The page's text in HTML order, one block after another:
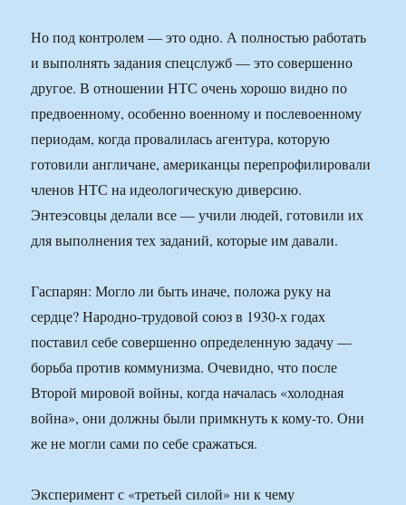
Но под контролем — это одно. А полностью работать
и выполнять задания спецслужб — это совершенно
другое. В отношении НТС очень хорошо видно по
предвоенному, особенно военному и послевоенному
периодам, когда провалилась агентура, которую
готовили англичане, американцы перепрофилировали
членов НТС на идеологическую диверсию.
Энтеэсовцы делали все — учили людей, готовили их
для выполнения тех заданий, которые им давали.
Гаспарян: Могло ли быть иначе, положа руку на
сердце? Народно-трудовой союз в 1930-х годах
поставил себе совершенно определенную задачу —
борьба против коммунизма. Очевидно, что после
Второй мировой войны, когда началась «холодная
война», они должны были примкнуть к кому-то. Они
же не могли сами по себе сражаться.
Эксперимент с «третьей силой» ни к чему